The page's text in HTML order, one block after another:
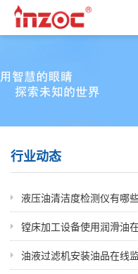
行业动态
液压油清洁度检测仪有哪
镗床加工设备使用润滑油
油液过滤机安装油品在线